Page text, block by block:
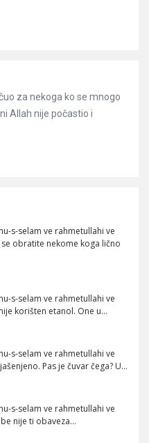
za nekoga ko se mnogo
Allah nije počastio i
s-selam ve rahmetullahi ve
obratite nekome koga lično
s-selam ve rahmetullahi ve
korišten etanol. One u…
s-selam ve rahmetullahi ve
Pas je čuvar čega? U…
s-selam ve rahmetullahi ve
nije ti obaveza…